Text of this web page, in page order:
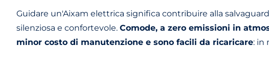
Guidare un'Aixam elettrica significa contribuire alla
silenziosa e confortevole. Comode, a zero emissioni in
minor costo di manutenzione e sono facili da ricaricare: in